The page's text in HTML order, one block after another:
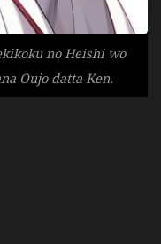
no Heishi wo
Oujo datta Ken.